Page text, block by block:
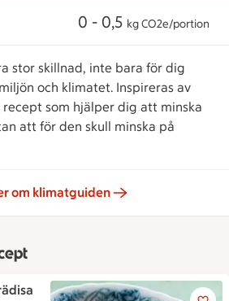
0 - 0,5 kg CO2e/portion
stor skillnad, inte bara för dig
och klimatet. Inspireras av
som hjälper dig att minska
att för den skull minska på
om klimatguiden
Picklad kålrabbi med rädisa